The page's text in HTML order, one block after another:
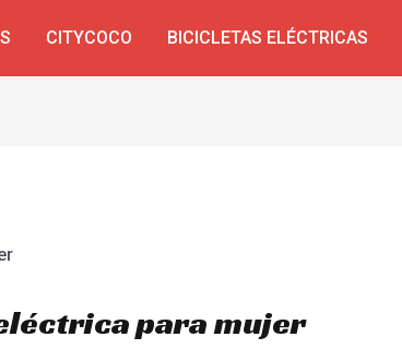
CITYCOCO BICICLETAS ELÉCTRICAS
para mujer